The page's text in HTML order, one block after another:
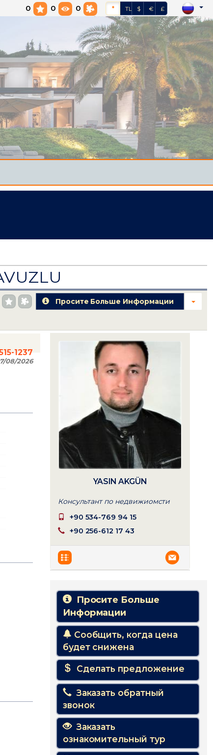
0 0 0 * TL $ € £
Просите Больше Информации
1237
08/2026
YASIN AKGÜN
Консультант по недвижиомсти
+90 534-769 94 15
+90 256-612 17 43
Просите Больше
Информации
Сообщить, когда цена
будет снижена
Сделать предложение
Заказать обратный
звонок
Заказать
ознакомительный тур